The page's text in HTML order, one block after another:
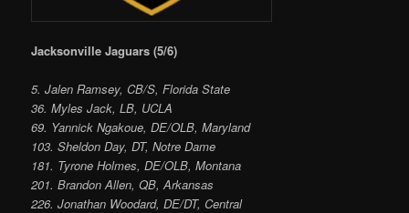
Jacksonville Jaguars (5/6)
5. Jalen Ramsey, CB/S, Florida State
36. Myles Jack, LB, UCLA
69. Yannick Ngakoue, DE/OLB, Maryland
103. Sheldon Day, DT, Notre Dame
181. Tyrone Holmes, DE/OLB, Montana
201. Brandon Allen, QB, Arkansas
226. Jonathan Woodard, DE/DT, Central